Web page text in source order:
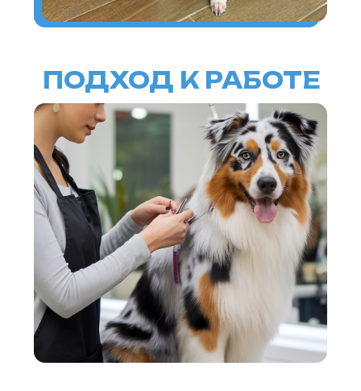
Имена
Топ пород
Знаки зодиака
Заболевания
Стартовый набор для кошки
Опасные и безопасные растения
для кошек
Прививки для кошек
Собаки
Имена
Топ пород
Породы
Знаки зодиака
Стартовый набор для собаки
Прививки для кошек
Каталог
Здоровье
Диагностика
Питание
Поведение
Разведение
Выбор питомца
Обзоры
Советы
Профессионалам
Спонсорство и реклама
Продвижение клиник